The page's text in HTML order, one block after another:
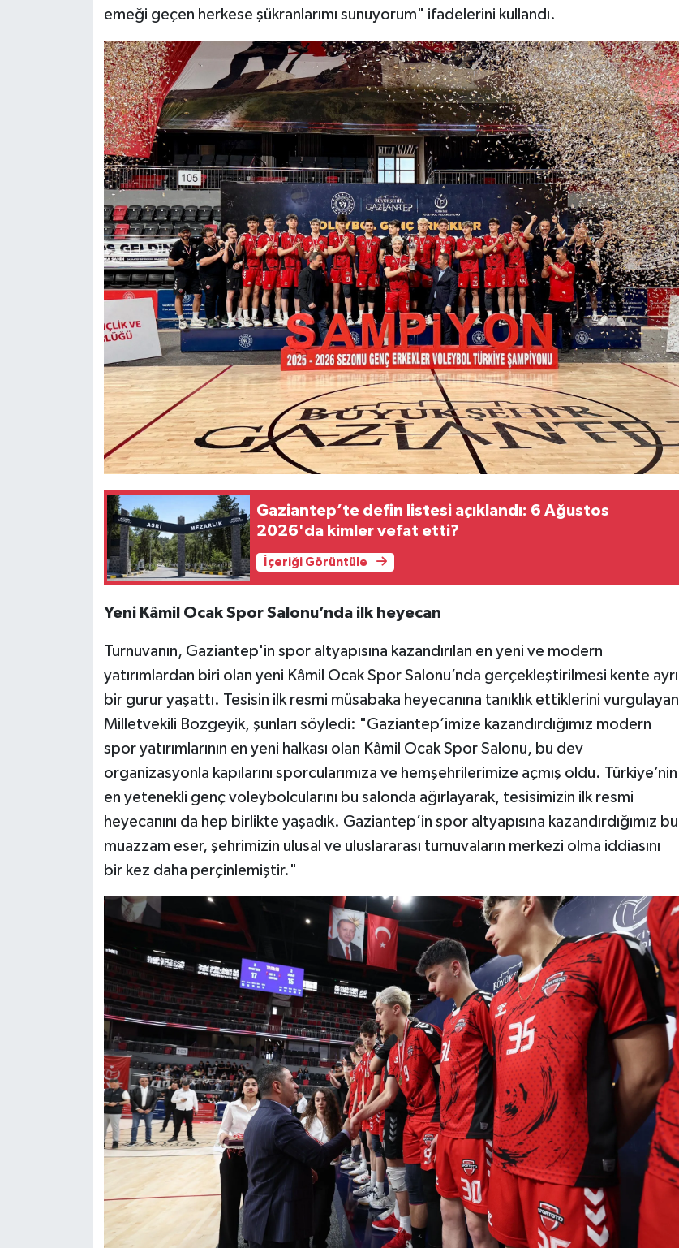
emeği geçen herkese şükranlarımı sunuyorum" ifadelerini kullandı.
Gaziantep’te defin listesi açıklandı: 6 Ağustos
2026'da kimler vefat etti?
İçeriği Görüntüle
Yeni Kâmil Ocak Spor Salonu’nda ilk heyecan
Turnuvanın, Gaziantep'in spor altyapısına kazandırılan en yeni ve modern
yatırımlardan biri olan yeni Kâmil Ocak Spor Salonu’nda gerçekleştirilmesi kente ayrı
bir gurur yaşattı. Tesisin ilk resmi müsabaka heyecanına tanıklık ettiklerini vurgulayan
Milletvekili Bozgeyik, şunları söyledi: "Gaziantep’imize kazandırdığımız modern
spor yatırımlarının en yeni halkası olan Kâmil Ocak Spor Salonu, bu dev
organizasyonla kapılarını sporcularımıza ve hemşehrilerimize açmış oldu. Türkiye’nin
en yetenekli genç voleybolcularını bu salonda ağırlayarak, tesisimizin ilk resmi
heyecanını da hep birlikte yaşadık. Gaziantep’in spor altyapısına kazandırdığımız bu
muazzam eser, şehrimizin ulusal ve uluslararası turnuvaların merkezi olma iddiasını
bir kez daha perçinlemiştir."